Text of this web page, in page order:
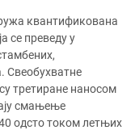
квантификована
се преведу у
Свеобухватне
су третиране наносом
смањење
одсто током летњих